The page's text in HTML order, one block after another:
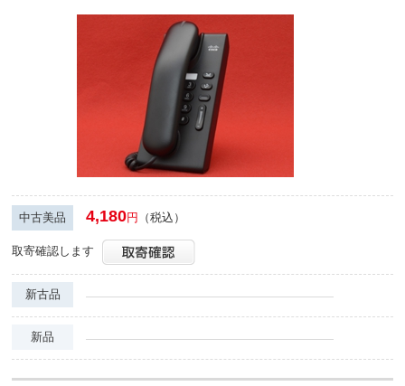
中古美品 4,180円 （税込）
取寄確認します
新古品
新品